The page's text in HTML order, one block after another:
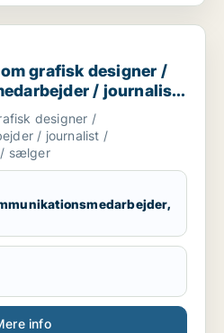
designer /
grafisk designer /
/ journalist
/ sælger
designer /
/ journalist /
/ sælger
info